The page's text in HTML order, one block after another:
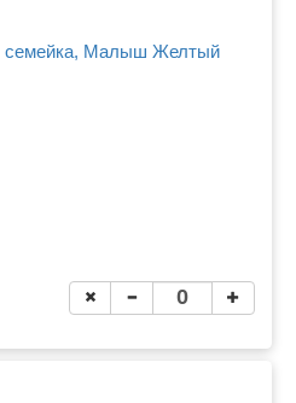
семейка, Малыш Желтый